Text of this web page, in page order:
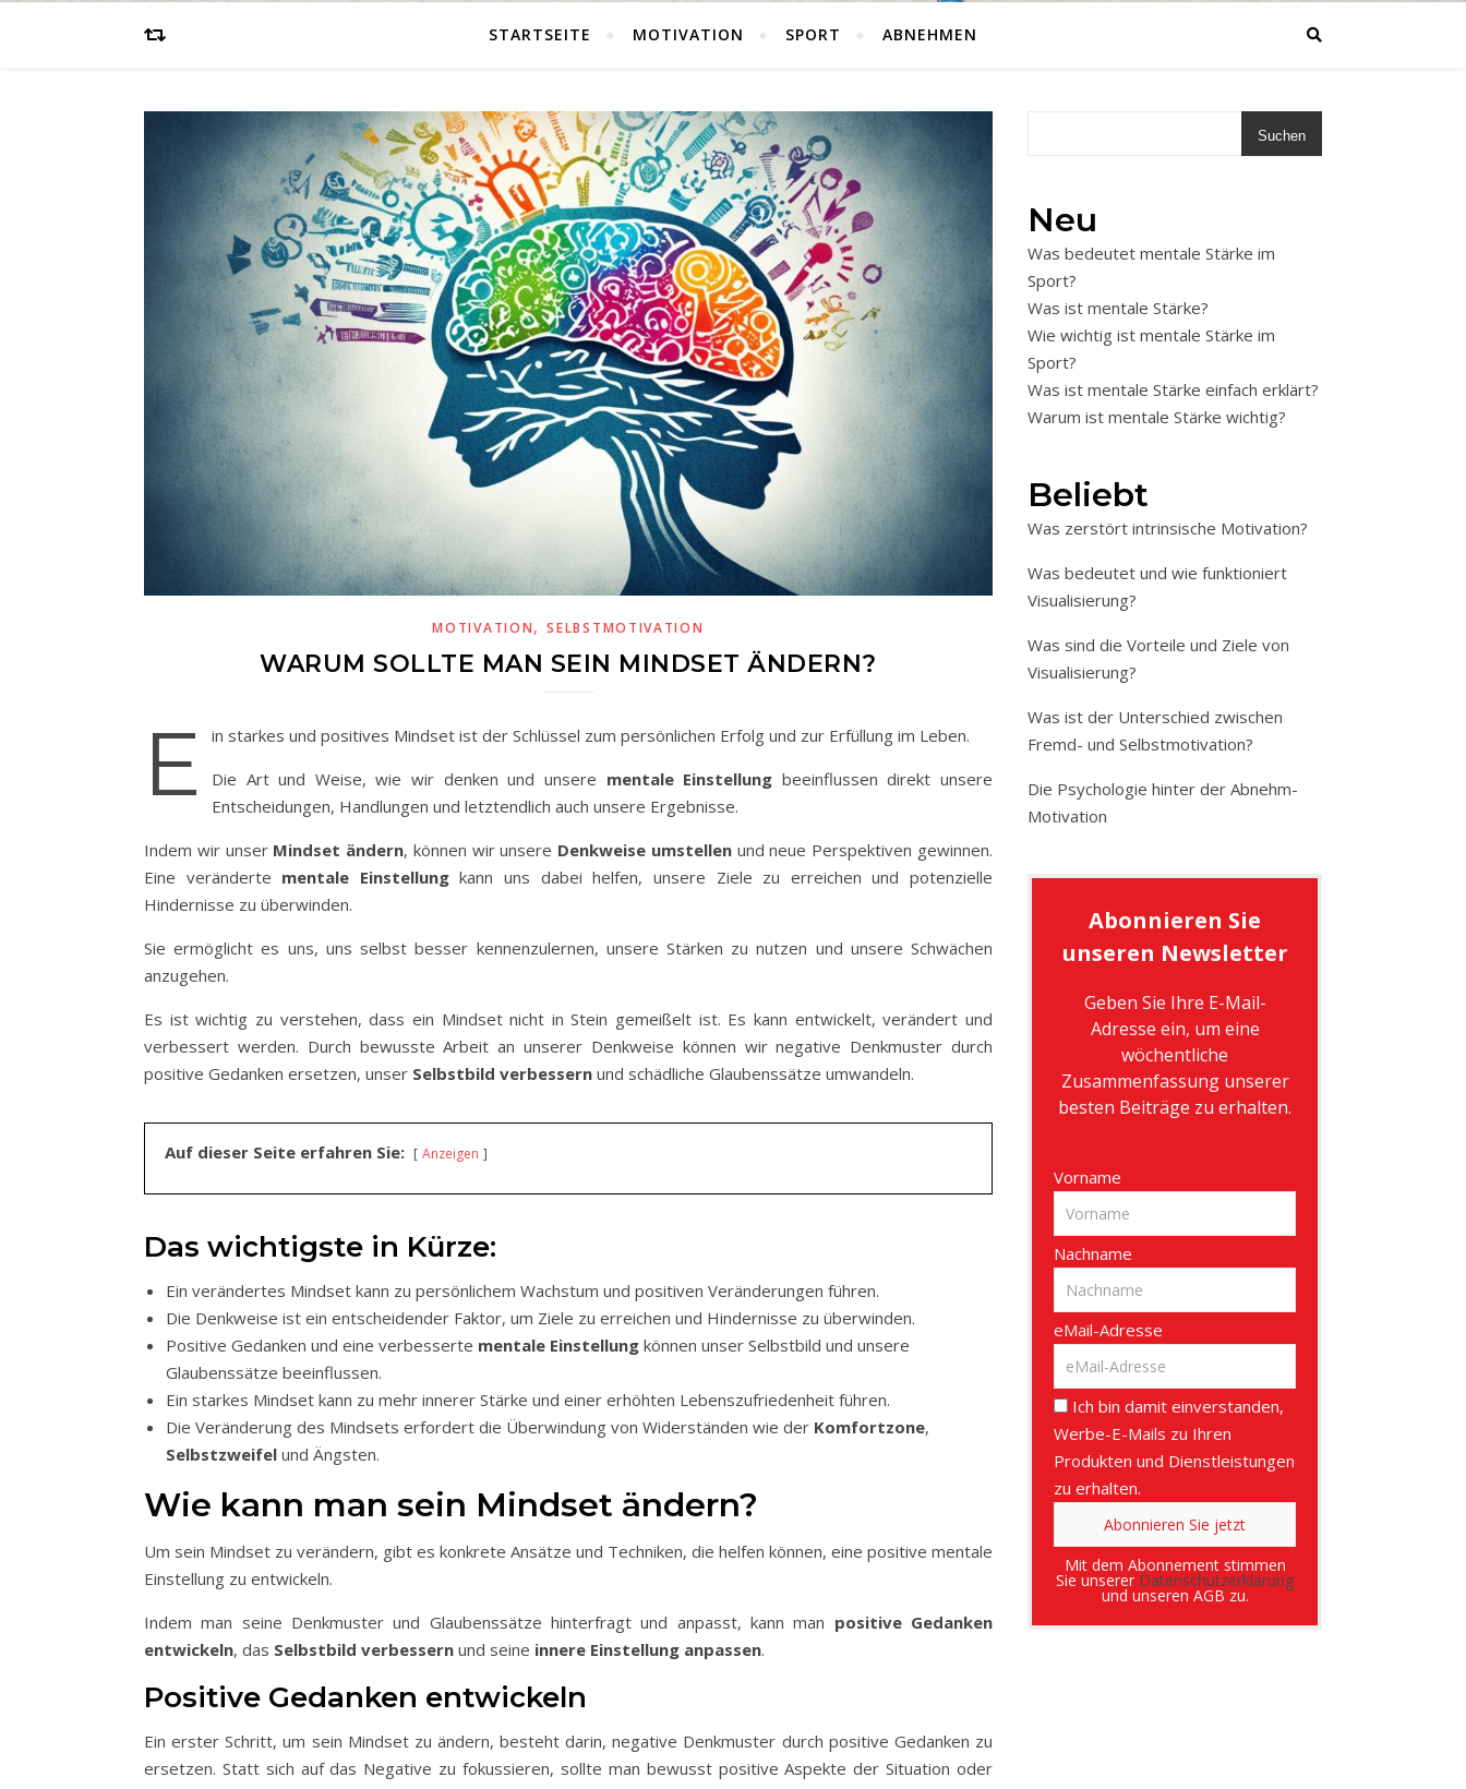
STARTSEITE MOTIVATION SPORT ABNEHMEN
MOTIVATION,SELBSTMOTIVATION
WARUM SOLLTE MAN SEIN MINDSET ÄNDERN?
E
in starkes und positives Mindset ist der Schlüssel zum persönlichen Erfolg und zur Erfüllung im Leben.
Die Art und Weise, wie wir denken und unsere mentale Einstellung beeinflussen direkt unsere
Entscheidungen, Handlungen und letztendlich auch unsere Ergebnisse.
Indem wir unser Mindset ändern, können wir unsere Denkweise umstellenund neue Perspektiven gewinnen.
Eine veränderte mentale Einstellungkann uns dabei helfen, unsere Ziele zu erreichen und potenzielle
Hindernisse zu überwinden.
Sie ermöglicht es uns, uns selbst besser kennenzulernen, unsere Stärken zu nutzen und unsere Schwächen
anzugehen.
Es ist wichtig zu verstehen, dass ein Mindset nicht in Stein gemeißelt ist. Es kann entwickelt, verändert und
verbessert werden. Durch bewusste Arbeit an unserer Denkweise können wir negative Denkmuster durch
positive Gedanken ersetzen, unser Selbstbild verbessern und schädliche Glaubenssätze umwandeln.
Auf dieser Seite erfahren Sie: Anzeigen
Das wichtigste in Kürze:
Ein verändertes Mindset kann zu persönlichem Wachstum und positiven Veränderungen führen.
Die Denkweise ist ein entscheidender Faktor, um Ziele zu erreichen und Hindernisse zu überwinden.
Positive Gedanken und eine verbesserte mentale Einstellung können unser Selbstbild und unsere
Glaubenssätze beeinflussen.
Ein starkes Mindset kann zu mehr innerer Stärke und einer erhöhten Lebenszufriedenheit führen.
Die Veränderung des Mindsets erfordert die Überwindung von Widerständen wie der Komfortzone,
Selbstzweifel und Ängsten.
Wie kann man sein Mindset ändern?
Um sein Mindset zu verändern, gibt es konkrete Ansätze und Techniken, die helfen können, eine positive mentale
Einstellung zu entwickeln.
Indem man seine Denkmuster und Glaubenssätze hinterfragt und anpasst, kann man positive Gedanken
entwickeln, das Selbstbild verbessern und seine innere Einstellung anpassen.
Positive Gedanken entwickeln
Ein erster Schritt, um sein Mindset zu ändern, besteht darin, negative Denkmuster durch positive Gedanken zu
ersetzen. Statt sich auf das Negative zu fokussieren, sollte man bewusst positive Aspekte der Situation oder
Suchen
Neu
Was bedeutet mentale Stärke im
Sport?
Was ist mentale Stärke?
Wie wichtig ist mentale Stärke im
Sport?
Was ist mentale Stärke einfach erklärt?
Warum ist mentale Stärke wichtig?
Beliebt
Was zerstört intrinsische Motivation?
Was bedeutet und wie funktioniert
Visualisierung?
Was sind die Vorteile und Ziele von
Visualisierung?
Was ist der Unterschied zwischen
Fremd- und Selbstmotivation?
Die Psychologie hinter der Abnehm-
Motivation
Abonnieren Sie
unseren Newsletter
Geben Sie Ihre E-Mail-
Adresse ein, um eine
wöchentliche
Zusammenfassung unserer
besten Beiträge zu erhalten.
Vorname
Nachname
eMail-Adresse
Ich bin damit einverstanden,
Werbe-E-Mails zu Ihren
Produkten und Dienstleistungen
zu erhalten.
Mit dem Abonnement stimmen
Sie unserer Datenschutzerklärung
und unseren AGB zu.